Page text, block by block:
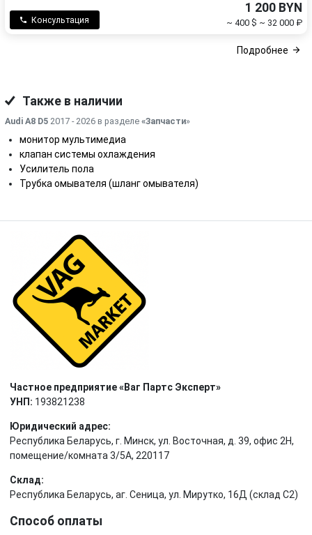
Консультация
1 200 BYN
~ 400 $ ~ 32 000 ₽
Подробнее
Также в наличии
Audi A8 D5 2017 - 2026 в разделе «Запчасти»
монитор мультимедиа
клапан системы охлаждения
Усилитель пола
Трубка омывателя (шланг омывателя)
Частное предприятие «Ваг Партс Эксперт»
УНП: 193821238
Юридический адрес:
Республика Беларусь, г. Минск, ул. Восточная, д. 39, офис 2Н,
помещение/комната 3/5А, 220117
Склад:
Республика Беларусь, аг. Сеница, ул. Мирутко, 16Д (склад С2)
Способ оплаты